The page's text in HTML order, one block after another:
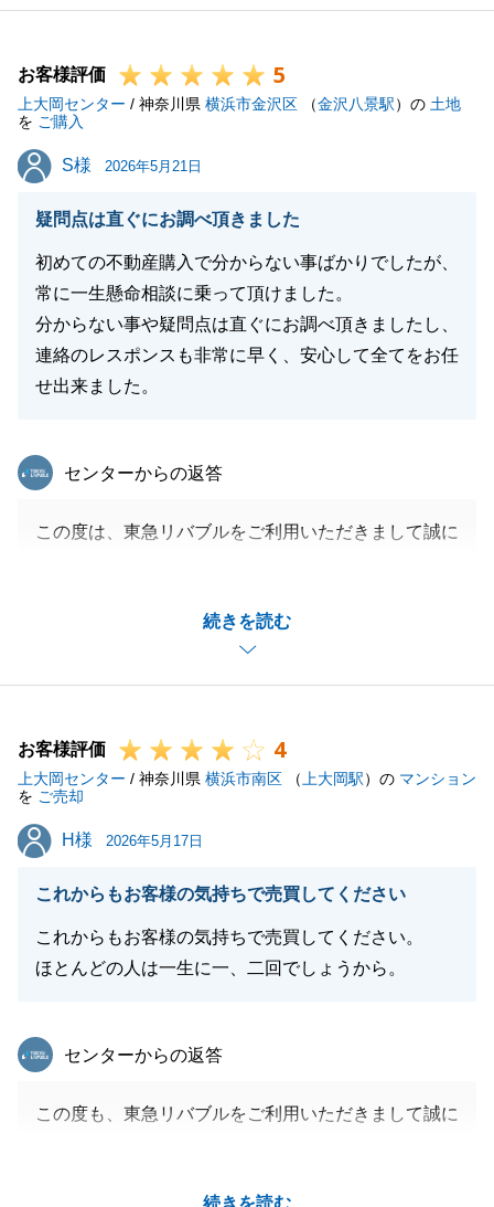
滞りなくお取引を終えることができました。
ります。
お客様評価 5
上大岡センター / 神奈川県 横浜市金沢区 （金沢八景駅）の 土地
を ご購入
S様
S様 2026年5月21日
疑問点は直ぐにお調べ頂きました
初めての不動産購入で分からない事ばかりでしたが、
常に一生懸命相談に乗って頂けました。
分からない事や疑問点は直ぐにお調べ頂きましたし、
連絡のレスポンスも非常に早く、安心して全てをお任
せ出来ました。
続きを読む
東急リバブル
センターからの返答
この度は、東急リバブルをご利用いただきまして誠に
ただきありがとうございます。
最終的にご満足頂く場所をお選びいただけたこと、私
も嬉しく思っております。
ご連絡頂けますと幸いです。
これからも変わらぬご愛顧を賜りますようお願い致し
ます。
閉じる
お客様評価 4
上大岡センター / 神奈川県 横浜市南区 （ 上大岡駅）の マンション
を ご売却
H様
H様 2026年5月17日
これからもお客様の気持ちで売買してください
これからもお客様の気持ちで売買してください。
ほとんどの人は一生に一、二回でしょうから。
続きを読む
東急リバブル
センターからの返答
この度も、東急リバブルをご利用いただきまして誠に